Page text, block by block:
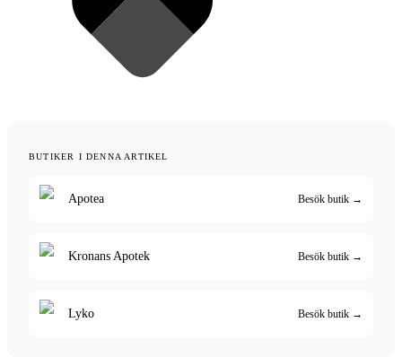
BUTIKER I DENNA ARTIKEL
Apotea Besök butik →
Kronans Apotek Besök butik →
Lyko Besök butik →